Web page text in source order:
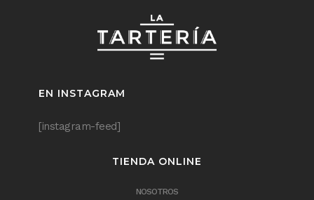
EN INSTAGRAM
[instagram-feed]
TIENDA ONLINE
NOSOTROS